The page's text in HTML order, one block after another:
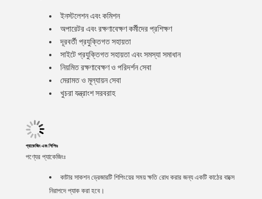
ইনস্টলেশন এবং কমিশন
অপারেটর এবং রক্ষণাবেক্ষণ কর্মীদের প্রশিক্ষণ
দূরবর্তী প্রযুক্তিগত সহায়তা
সাইটে প্রযুক্তিগত সহায়তা এবং সমস্যা সমাধান
নিয়মিত রক্ষণাবেক্ষণ ও পরিদর্শন সেবা
মেরামত ও মূল্যায়ন সেবা
খুচরা যন্ত্রাংশ সরবরাহ
প্যাকেজিং এবং শিপিংঃ
পণ্যের প্যাকেজিংঃ
কাটার সাকশন ড্রেজারটি শিপিংয়ের সময় ক্ষতি রোধ করার জন্য একটি কাঠের বাক্সে
নিরাপদে প্যাক করা হবে।